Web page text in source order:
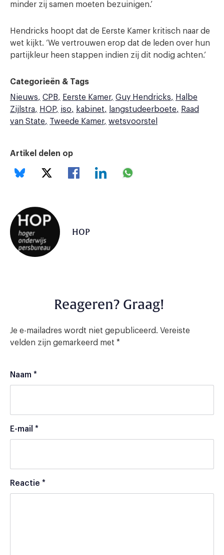
minder zij samen moeten bezuinigen.’
Hendricks hoopt dat de Eerste Kamer kritisch naar de
wet kijkt. ‘We vertrouwen erop dat de leden over hun
partijkleur heen stappen indien zij dit nodig achten.’
Categorieën & Tags
Nieuws
CPB Eerste Kamer Guy Hendricks
Halbe
Zijlstra
HOP iso kabinet langstudeerboete
Raad
van State
Tweede Kamer wetsvoorstel
Artikel delen op
HOP
Reageren? Graag!
Je e-mailadres wordt niet gepubliceerd. Vereiste
velden zijn gemarkeerd met *
Naam *
E-mail *
Reactie *